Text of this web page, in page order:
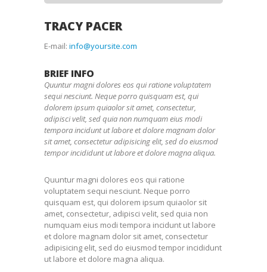
TRACY PACER
E-mail: info@yoursite.com
BRIEF INFO
Quuntur magni dolores eos qui ratione voluptatem
sequi nesciunt. Neque porro quisquam est, qui
dolorem ipsum quiaolor sit amet, consectetur,
adipisci velit, sed quia non numquam eius modi
tempora incidunt ut labore et dolore magnam dolor
sit amet, consectetur adipisicing elit, sed do eiusmod
tempor incididunt ut labore et dolore magna aliqua.
Quuntur magni dolores eos qui ratione
voluptatem sequi nesciunt. Neque porro
quisquam est, qui dolorem ipsum quiaolor sit
amet, consectetur, adipisci velit, sed quia non
numquam eius modi tempora incidunt ut labore
et dolore magnam dolor sit amet, consectetur
adipisicing elit, sed do eiusmod tempor incididunt
ut labore et dolore magna aliqua.